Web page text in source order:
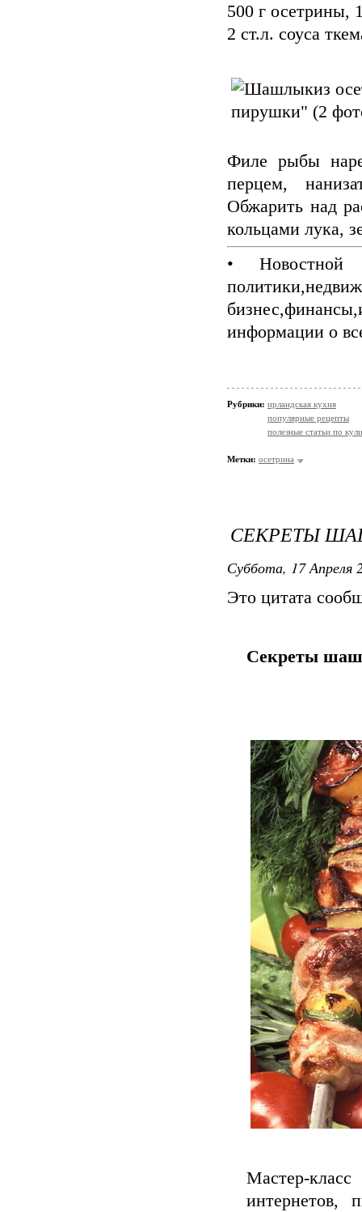
500 г осетрины,
2 ст.л. соуса
Филе рыбы
перцем,
Обжарить над
кольцами лука,
•
информации о
Рубрики: ирландская кухня
популярные рецепты
полезные статьи по
Метки: осетрина
СЕКРЕТЫ
Суббота, 17 Апреля
Это цитата
Секреты
Мастер-
интернетов,